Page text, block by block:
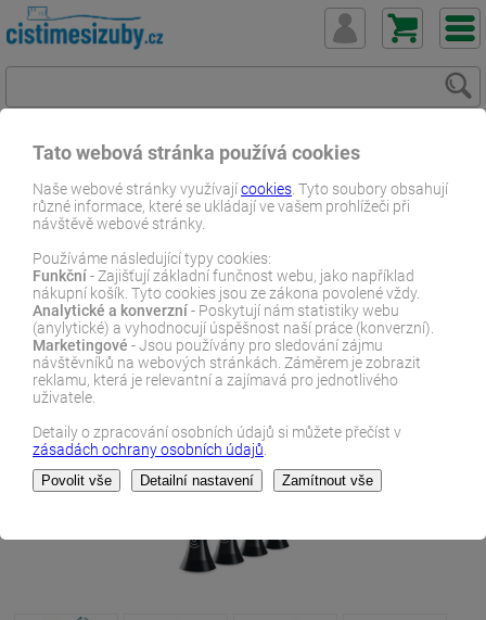
Tato webová stránka používá cookies
Naše webové stránky využívajícookies . Tyto soubory obsahují
různé informace, které se ukládají ve vašem prohlížeči při
návštěvě webové stránky.
Používáme následující typy cookies:
Funkční- Zajišťují základní funčnost webu, jako například
nákupní košík. Tyto cookies jsou ze zákona povolené vždy.
Analytické a konverzní- Poskytují nám statistiky webu
(anylytické) a vyhodnocují úspěšnost naší práce (konverzní).
Marketingové - Jsou používány pro sledování zájmu
návštěvníků na webových stránkách. Záměrem je zobrazit
reklamu, která je relevantní a zajímavá pro jednotlivého
uživatele.
Detaily o zpracování osobních údajů si můžete přečíst v
zásadách ochrany osobních údajů
ČistímeSiZuby.cz E-shop
Dentální zboží
Náhradní hlavice
Philips Sonicare dle názvu
černé
E-SHOP